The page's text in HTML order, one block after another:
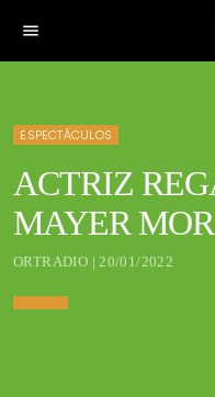
menu
ESPECTÁCULOS
ACTRIZ
MAYER
ORTRADIO | 20/01/2022